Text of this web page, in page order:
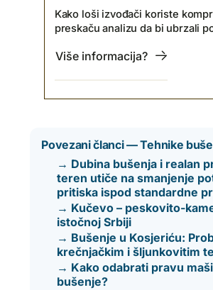
Kako loši izvođači koriste
preskaču analizu da bi ubrzali
Više informacija?
Povezani članci — Tehnike
→ Dubina bušenja i realan
teren utiče na smanjenje
pritiska ispod standardne
→ Kučevo – peskovito-
istočnoj Srbiji
→ Bušenje u Kosjeriću:
krečnjačkim i šljunkovitim
→ Kako odabrati pravu
bušenje?